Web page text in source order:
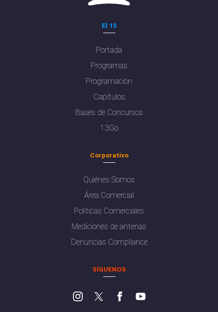
El 13
Portada
Programas
Programación
Capítulos
Bases de Concursos
13Go
Corporativo
Quiénes Somos
Área Comercial
Políticas Comerciales
Mediciones de antenas
Denuncias Compliance
SÍGUENOS